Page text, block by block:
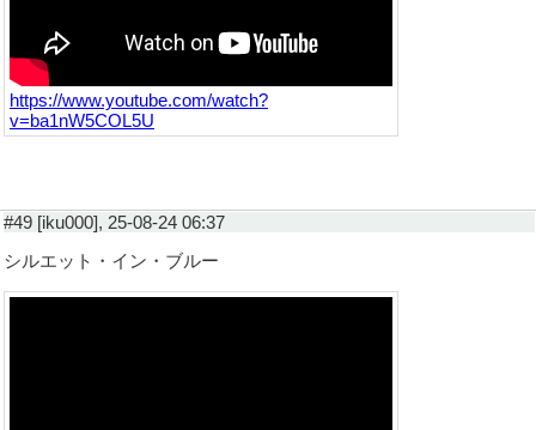
https://www.youtube.com/watch?
v=ba1nW5COL5U
#49 [iku000], 25-08-24 06:37
シルエット・イン・ブルー